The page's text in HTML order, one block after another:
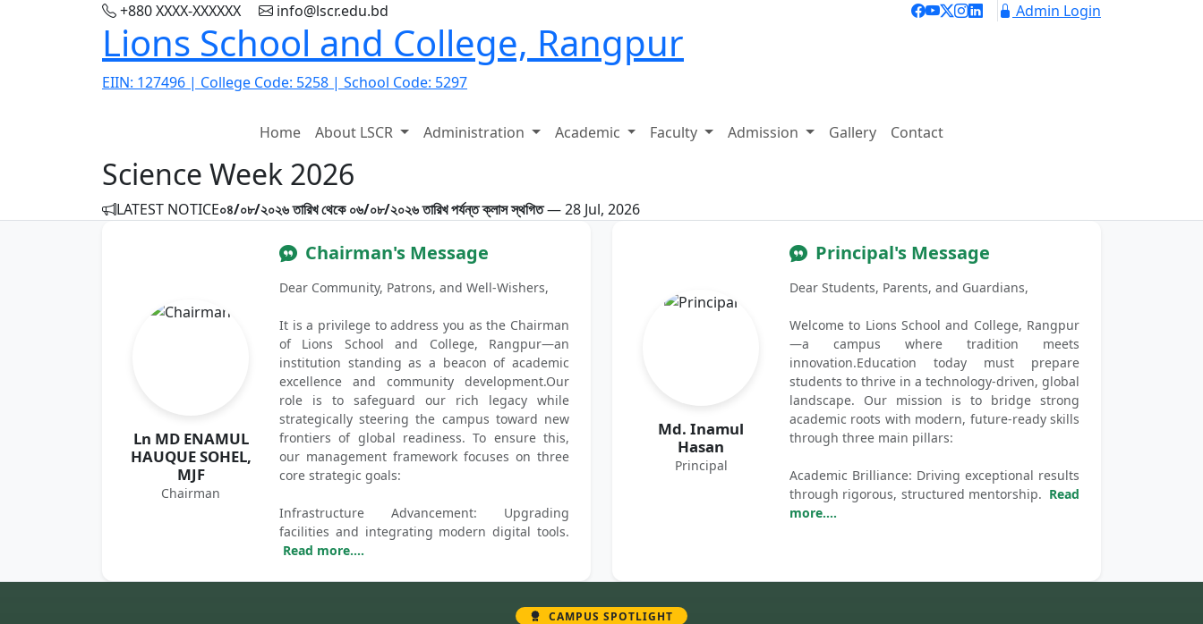
+880 XXXX-XXXXXX info@lscr.edu.bd Admin Login
Lions School and College, Rangpur
EIIN: 127496 | College Code: 5258 | School Code: 5297
Home About LSCR Administration Academic Faculty Admission Gallery Contact
Science Week 2026
Previous
LATEST NOTICE০৪/০৮/২০২৬ তারিখ থেকে ০৬/০৮/২০২৬ তারিখ পর্যন্ত ক্লাস স্থগিত— 28 Jul, 2026
Ln MD ENAMUL
HAUQUE SOHEL,
MJF
Chairman
Chairman's Message
Dear Community, Patrons, and Well-Wishers,
It is a privilege to address you as the Chairman
of Lions School and College, Rangpur—an
institution standing as a beacon of academic
excellence and community development.Our
role is to safeguard our rich legacy while
strategically steering the campus toward new
frontiers of global readiness. To ensure this,
our management framework focuses on three
core strategic goals:
Infrastructure Advancement: Upgrading
facilities and integrating modern digital tools.
Read more....
Md. Inamul
Hasan
Principal
Principal's Message
Dear Students, Parents, and Guardians,
Welcome to Lions School and College, Rangpur
—a campus where tradition meets
innovation.Education today must prepare
students to thrive in a technology-driven, global
landscape. Our mission is to bridge strong
academic roots with modern, future-ready skills
through three main pillars:
Academic Brilliance: Driving exceptional results
through rigorous, structured mentorship. Read
more....
CAMPUS SPOTLIGHT